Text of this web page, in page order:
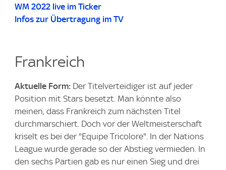
WM 2022 live im Ticker
Infos zur Übertragung im TV
Frankreich
Aktuelle Form: Der Titelverteidiger ist auf jeder
Position mit Stars besetzt. Man könnte also
meinen, dass Frankreich zum nächsten Titel
durchmarschiert. Doch vor der Weltmeisterschaft
kriselt es bei der "Equipe Tricolore". In der Nations
League wurde gerade so der Abstieg vermieden. In
den sechs Partien gab es nur einen Sieg und drei